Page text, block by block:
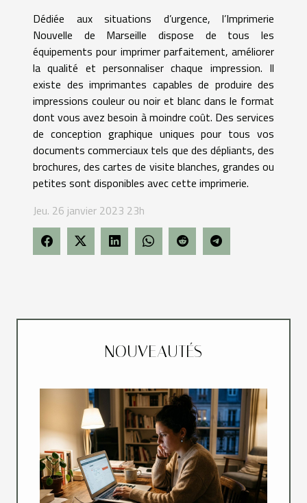
Dédiée aux situations d’urgence, l’Imprimerie
Nouvelle de Marseille dispose de tous les
équipements pour imprimer parfaitement, améliorer
la qualité et personnaliser chaque impression. Il
existe des imprimantes capables de produire des
impressions couleur ou noir et blanc dans le format
dont vous avez besoin à moindre coût. Des services
de conception graphique uniques pour tous vos
documents commerciaux tels que des dépliants, des
brochures, des cartes de visite blanches, grandes ou
petites sont disponibles avec cette imprimerie.
Jeu. 26 janvier 2023 23h
NOUVEAUTÉS